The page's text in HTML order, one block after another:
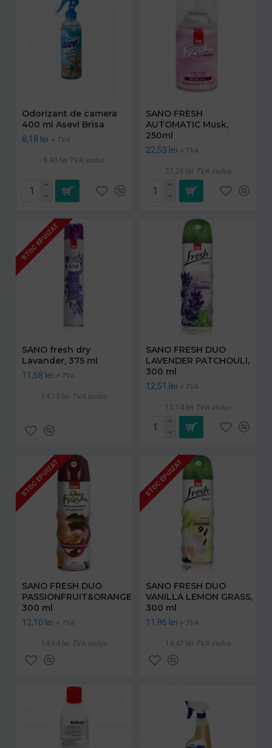
Odorizant de camera
400 ml Asevi Brisa
8,18 lei + TVA
9,90 lei TVA inclus
SANO FRESH
AUTOMATIC Musk,
250ml
22,53 lei + TVA
27,26 lei TVA inclus
STOC EPUIZAT
SANO fresh dry
Lavander, 375 ml
11,68 lei + TVA
14,13 lei TVA inclus
SANO FRESH DUO
LAVENDER PATCHOULI,
300 ml
12,51 lei + TVA
15,14 lei TVA inclus
STOC EPUIZAT
SANO FRESH DUO
PASSIONFRUIT&ORANGE,
300 ml
12,10 lei + TVA
14,64 lei TVA inclus
STOC EPUIZAT
SANO FRESH DUO
VANILLA LEMON GRASS,
300 ml
11,96 lei + TVA
14,47 lei TVA inclus